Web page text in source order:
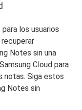
los usuarios
Notes sin una
Cloud para
notas. Siga estos
Notes sin